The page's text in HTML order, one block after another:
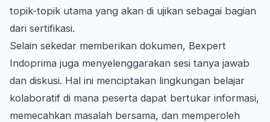
topik-topik utama yang akan di ujikan sebagai bagian
dari sertifikasi.
Selain sekedar memberikan dokumen, Bexpert
Indoprima juga menyelenggarakan sesi tanya jawab
dan diskusi. Hal ini menciptakan lingkungan belajar
kolaboratif di mana peserta dapat bertukar informasi,
memecahkan masalah bersama, dan memperoleh